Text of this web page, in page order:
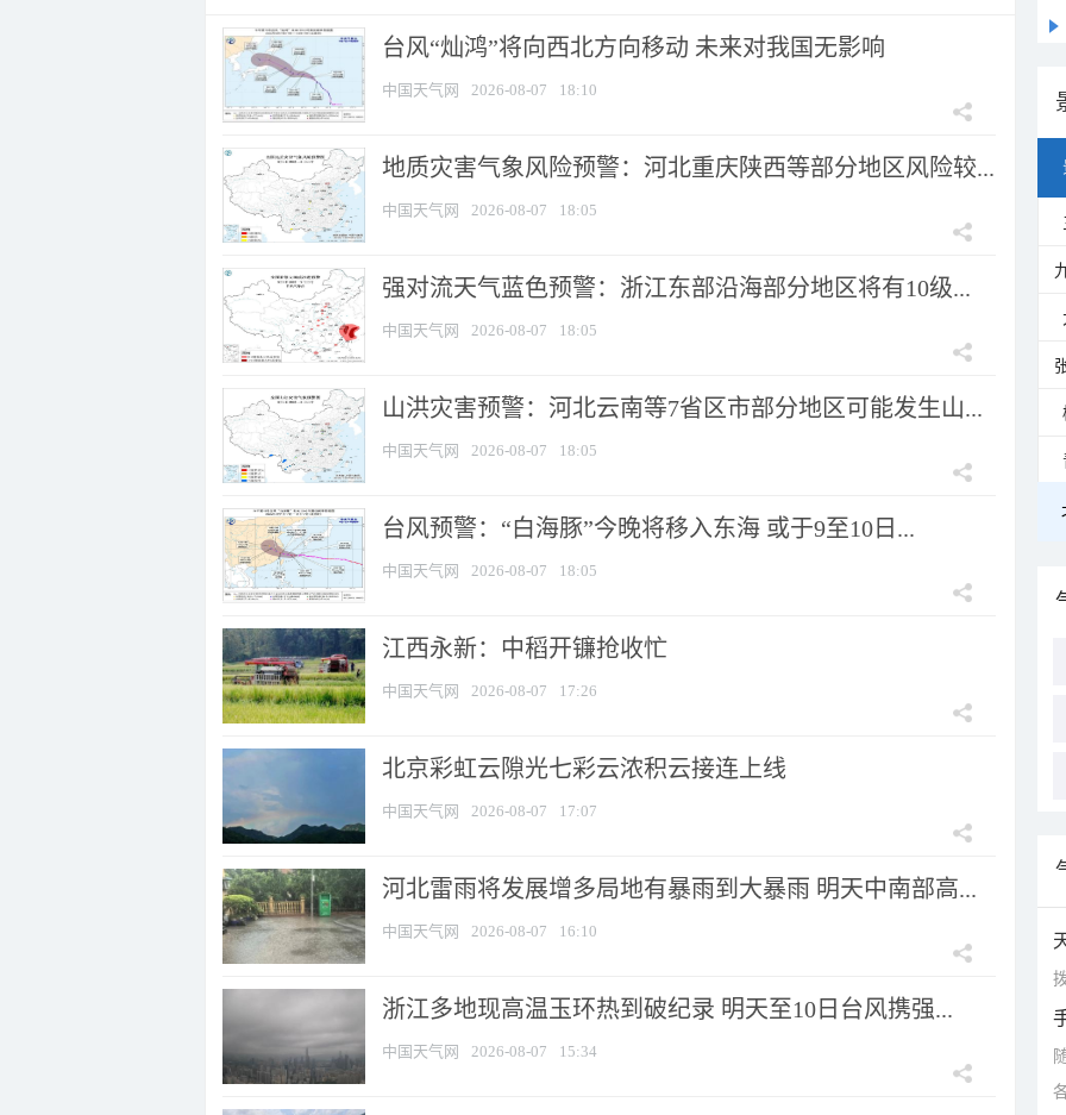
台风“灿鸿”将向西北方向移动 未来对我国无影响
中国天气网 2026-08-07 18:10
地质灾害气象风险预警：河北重庆陕西等部分地区风险较...
中国天气网 2026-08-07 18:05
强对流天气蓝色预警：浙江东部沿海部分地区将有10级...
中国天气网 2026-08-07 18:05
山洪灾害预警：河北云南等7省区市部分地区可能发生山...
中国天气网 2026-08-07 18:05
台风预警：“白海豚”今晚将移入东海 或于9至10日...
中国天气网 2026-08-07 18:05
江西永新：中稻开镰抢收忙
中国天气网 2026-08-07 17:26
北京彩虹云隙光七彩云浓积云接连上线
中国天气网 2026-08-07 17:07
河北雷雨将发展增多局地有暴雨到大暴雨 明天中南部高...
中国天气网 2026-08-07 16:10
浙江多地现高温玉环热到破纪录 明天至10日台风携强...
中国天气网 2026-08-07 15:34